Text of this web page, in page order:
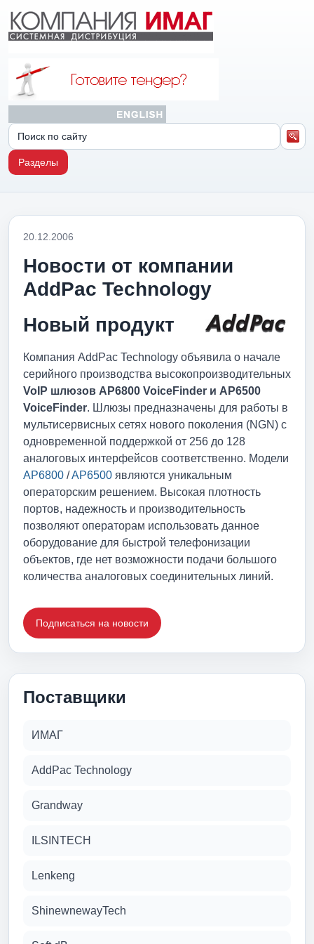
Разделы
20.12.2006
Новости от компании
AddPac Technology
Новый продукт
Компания AddPac Technology объявила о начале
серийного производства высокопроизводительных
VoIP шлюзов AP6800 VoiceFinder и AP6500
VoiceFinder. Шлюзы предназначены для работы в
мультисервисных сетях нового поколения (NGN) c
одновременной поддержкой от 256 до 128
аналоговых интерфейсов соответственно. Модели
AP6800 /AP6500 являются уникальным
операторским решением. Высокая плотность
портов, надежность и производительность
позволяют операторам использовать данное
оборудование для быстрой телефонизации
объектов, где нет возможности подачи большого
количества аналоговых соединительных линий.
Подписаться на новости
Поставщики
ИМАГ
AddPac Technology
Grandway
ILSINTECH
Lenkeng
ShinewnewayTech